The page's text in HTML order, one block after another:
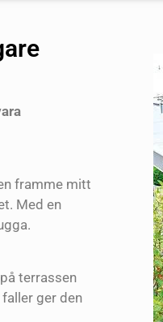
framme mitt
Med en
terrassen
ger den